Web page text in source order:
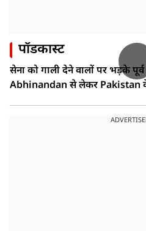
पॉडकास्ट
सेना को गाली देने वालों पर भड़के
Abhinandan से लेकर Pakistan